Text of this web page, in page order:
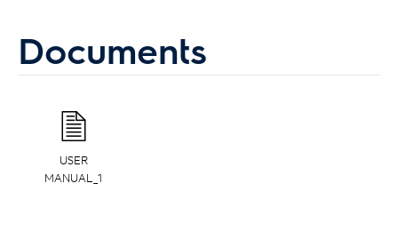
Documents
USER
MANUAL_1